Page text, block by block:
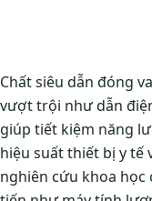
Chất siêu dẫn đóng
vượt trội như dẫn
giúp tiết kiệm năng
hiệu suất thiết bị y tế
nghiên cứu khoa học